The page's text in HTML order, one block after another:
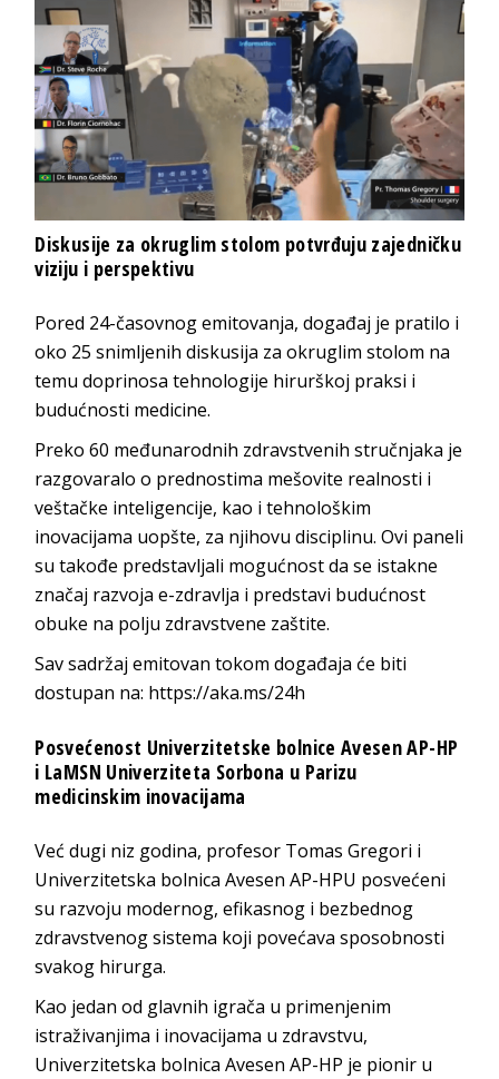
Diskusije za okruglim stolom potvrđuju zajedničku
viziju i perspektivu
Pored 24-časovnog emitovanja, događaj je pratilo i
oko 25 snimljenih diskusija za okruglim stolom na
temu doprinosa tehnologije hirurškoj praksi i
budućnosti medicine.
Preko 60 međunarodnih zdravstvenih stručnjaka je
razgovaralo o prednostima mešovite realnosti i
veštačke inteligencije, kao i tehnološkim
inovacijama uopšte, za njihovu disciplinu. Ovi paneli
su takođe predstavljali mogućnost da se istakne
značaj razvoja e-zdravlja i predstavi budućnost
obuke na polju zdravstvene zaštite.
Sav sadržaj emitovan tokom događaja će biti
dostupan na: https://aka.ms/24h
Posvećenost Univerzitetske bolnice Avesen AP-HP
i LaMSN Univerziteta Sorbona u Parizu
medicinskim inovacijama
Već dugi niz godina, profesor Tomas Gregori i
Univerzitetska bolnica Avesen AP-HPU posvećeni
su razvoju modernog, efikasnog i bezbednog
zdravstvenog sistema koji povećava sposobnosti
svakog hirurga.
Kao jedan od glavnih igrača u primenjenim
istraživanjima i inovacijama u zdravstvu,
Univerzitetska bolnica Avesen AP-HP je pionir u